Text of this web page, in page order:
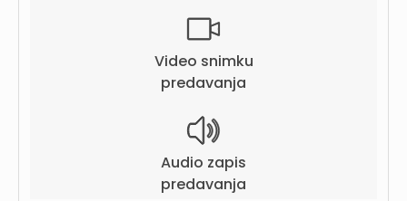
Video snimku
predavanja
Audio zapis
predavanja